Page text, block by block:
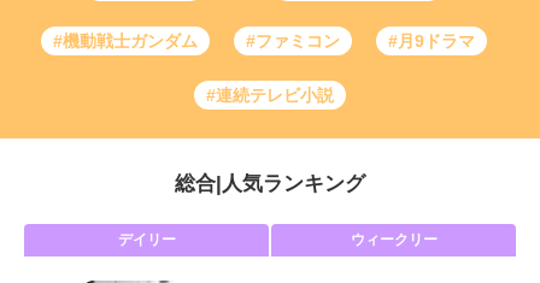
#機動戦士ガンダム #ファミコン #月9ドラマ
#連続テレビ小説
総合 人気ランキング
デイリー ウィークリー